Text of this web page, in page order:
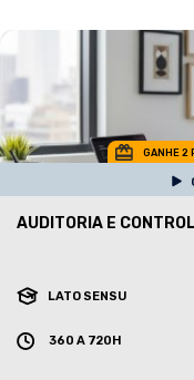
GANHE 2
AUDITORIA E
LATO SENSU
360 A 720H